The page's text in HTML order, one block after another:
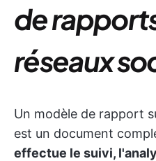
de
réseaux
Un modèle de rapport
est un document
effectue le suivi,